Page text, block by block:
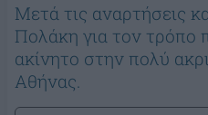
Μετά τις αναρτήσεις
Πολάκη για τον τρόπο
ακίνητο στην πολύ
Αθήνας.